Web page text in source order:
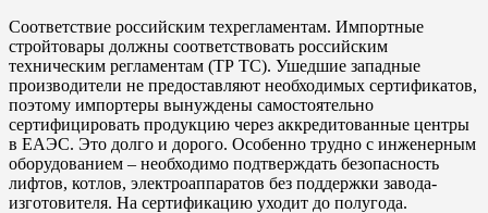
Соответствие российским техрегламентам. Импортные
стройтовары должны соответствовать российским
техническим регламентам (ТР ТС). Ушедшие западные
производители не предоставляют необходимых сертификатов,
поэтому импортеры вынуждены самостоятельно
сертифицировать продукцию через аккредитованные центры
в ЕАЭС. Это долго и дорого. Особенно трудно с инженерным
оборудованием – необходимо подтверждать безопасность
лифтов, котлов, электроаппаратов без поддержки завода-
изготовителя. На сертификацию уходит до полугода.